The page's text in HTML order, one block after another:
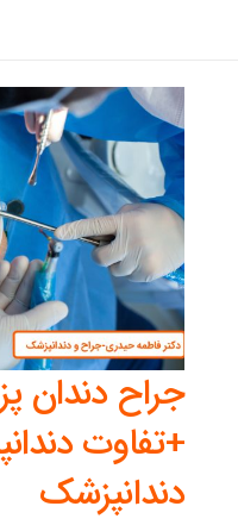
جراح دندان
+تفاوت
دندانپزشک